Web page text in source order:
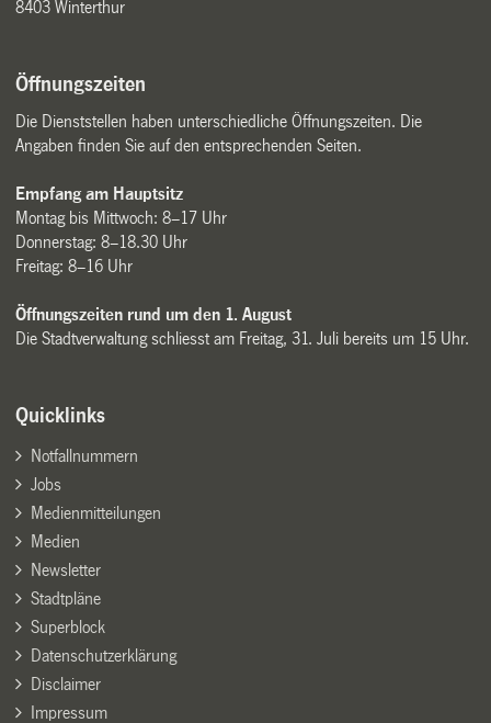
8403 Winterthur
Öffnungszeiten
Die Dienststellen haben unterschiedliche Öffnungszeiten. Die
Angaben finden Sie auf den entsprechenden Seiten.
Empfang am Hauptsitz
Montag bis Mittwoch: 8–17 Uhr
Donnerstag: 8–18.30 Uhr
Freitag: 8–16 Uhr
Öffnungszeiten rund um den 1. August
Die Stadtverwaltung schliesst am Freitag, 31. Juli bereits um 15 Uhr.
Quicklinks
Notfallnummern
Jobs
Medienmitteilungen
Medien
Newsletter
Stadtpläne
Superblock
Datenschutzerklärung
Disclaimer
Impressum